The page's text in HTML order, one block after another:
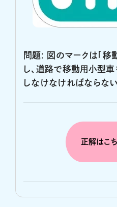
問題: 図のマークは「移
し、道路で移動用小型
しなけなければならない
正解はこ